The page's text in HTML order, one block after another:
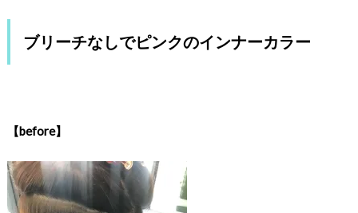
ブリーチなしでピンクのインナーカラー
【before】